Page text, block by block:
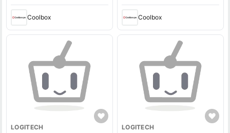
Coolbox Coolbox
LOGITECH LOGITECH